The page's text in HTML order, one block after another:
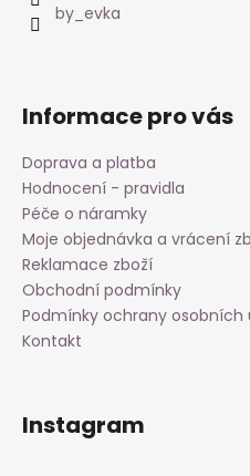
by_evka
Informace pro vás
Doprava a platba
Hodnocení - pravidla
Péče o náramky
Moje objednávka a vrácení
Reklamace zboží
Obchodní podmínky
Podmínky ochrany osobních
Kontakt
Instagram